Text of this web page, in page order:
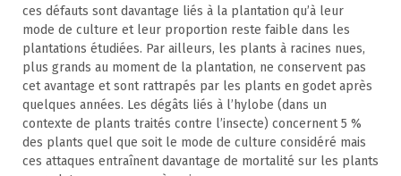
ces défauts sont davantage liés à la plantation qu’à leur
mode de culture et leur proportion reste faible dans les
plantations étudiées. Par ailleurs, les plants à racines nues,
plus grands au moment de la plantation, ne conservent pas
cet avantage et sont rattrapés par les plants en godet après
quelques années. Les dégâts liés à l’hylobe (dans un
contexte de plants traités contre l’insecte) concernent 5 %
des plants quel que soit le mode de culture considéré mais
ces attaques entraînent davantage de mortalité sur les plants